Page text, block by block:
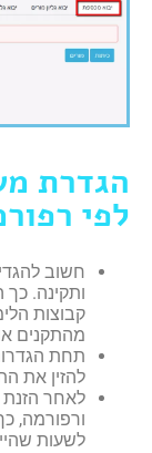
הגדרת
לפי
חשוב
ותקינה.
קבוצות
מהתקנים
תחת
להזין את
לאחר הזנת
ורפורמה,
לשעות